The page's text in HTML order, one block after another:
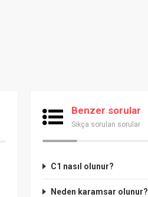
Benzer sorular
Sıkça sorulan sorular
C1 nasıl olunur?
Neden karamsar olunur?